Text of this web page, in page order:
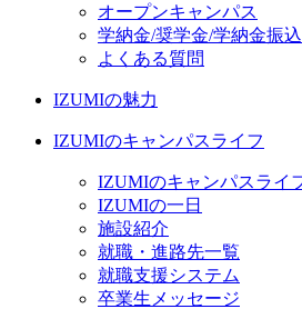
オープンキャンパス
学納金/奨学金/学納金振
よくある質問
IZUMIの魅力
IZUMIのキャンパスライフ
IZUMIのキャンパスライ
IZUMIの一日
施設紹介
就職・進路先一覧
就職支援システム
卒業生メッセージ